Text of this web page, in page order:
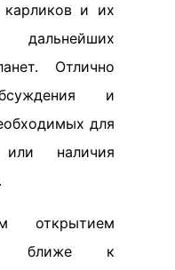
карликов и их
дальнейших
Отлично
и
для
наличия
ближе к